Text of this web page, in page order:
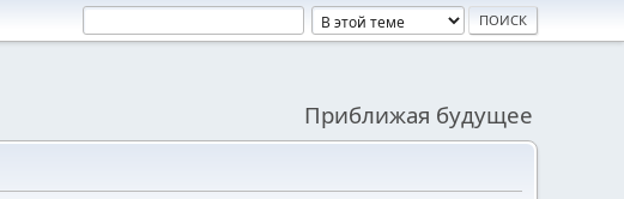
Приближая будущее